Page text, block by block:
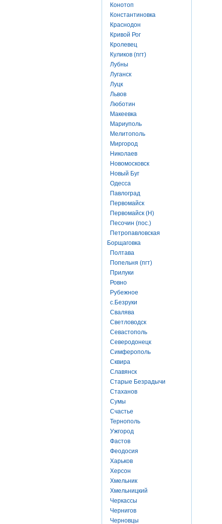
Конотоп
Константиновка
Краснодон
Кривой Рог
Кролевец
Куликов (пгт)
Лубны
Луганск
Луцк
Львов
Люботин
Макеевка
Мариуполь
Мелитополь
Миргород
Николаев
Новомосковск
Новый Буг
Одесса
Павлоград
Первомайск
Первомайск (Н)
Песочин (пос.)
Петропавловская
Борщаговка
Полтава
Попельня (пгт)
Прилуки
Ровно
Рубежное
с.Безруки
Свалява
Светловодск
Севастополь
Северодонецк
Симферополь
Сквира
Славянск
Старые Безрадычи
Стаханов
Сумы
Счастье
Тернополь
Ужгород
Фастов
Феодосия
Харьков
Херсон
Хмельник
Хмельницкий
Черкассы
Чернигов
Черновцы